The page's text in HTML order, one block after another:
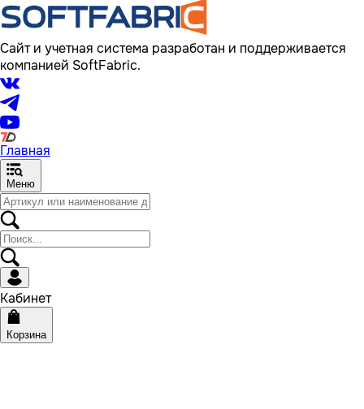
Сайт и учетная система разработан и поддерживается
компанией SoftFabric.
Главная
Меню
Кабинет
Корзина